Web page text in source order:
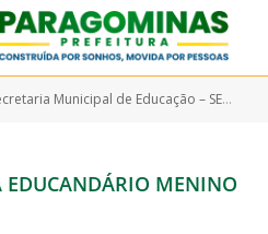
Municipal de Educação – SEMEC
EDUCANDÁRIO MENINO